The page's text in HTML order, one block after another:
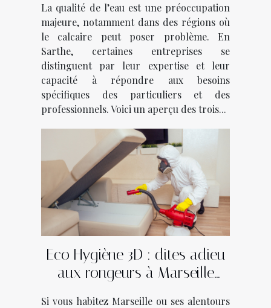
La qualité de l’eau est une préoccupation
majeure, notamment dans des régions où
le calcaire peut poser problème. En
Sarthe, certaines entreprises se
distinguent par leur expertise et leur
capacité à répondre aux besoins
spécifiques des particuliers et des
professionnels. Voici un aperçu des trois...
Eco Hygiène 3D : dites adieu
aux rongeurs à Marseille
Si vous habitez Marseille ou ses alentours